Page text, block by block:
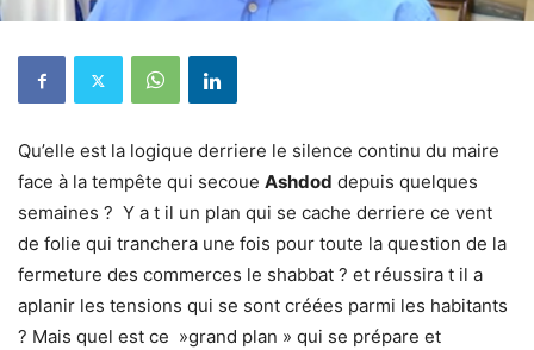
Qu’elle est la logique derriere le silence continu du maire
face à la tempête qui secoue Ashdod depuis quelques
semaines ? Y a t il un plan qui se cache derriere ce vent
de folie qui tranchera une fois pour toute la question de la
fermeture des commerces le shabbat ? et réussira t il a
aplanir les tensions qui se sont créées parmi les habitants
? Mais quel est ce »grand plan » qui se prépare et